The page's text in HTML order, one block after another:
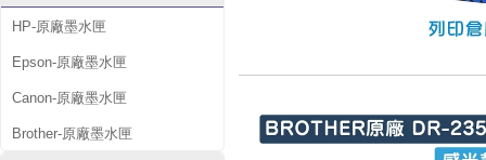
HP-原廠墨水匣
Epson-原廠墨水匣
Canon-原廠墨水匣
Brother-原廠墨水匣